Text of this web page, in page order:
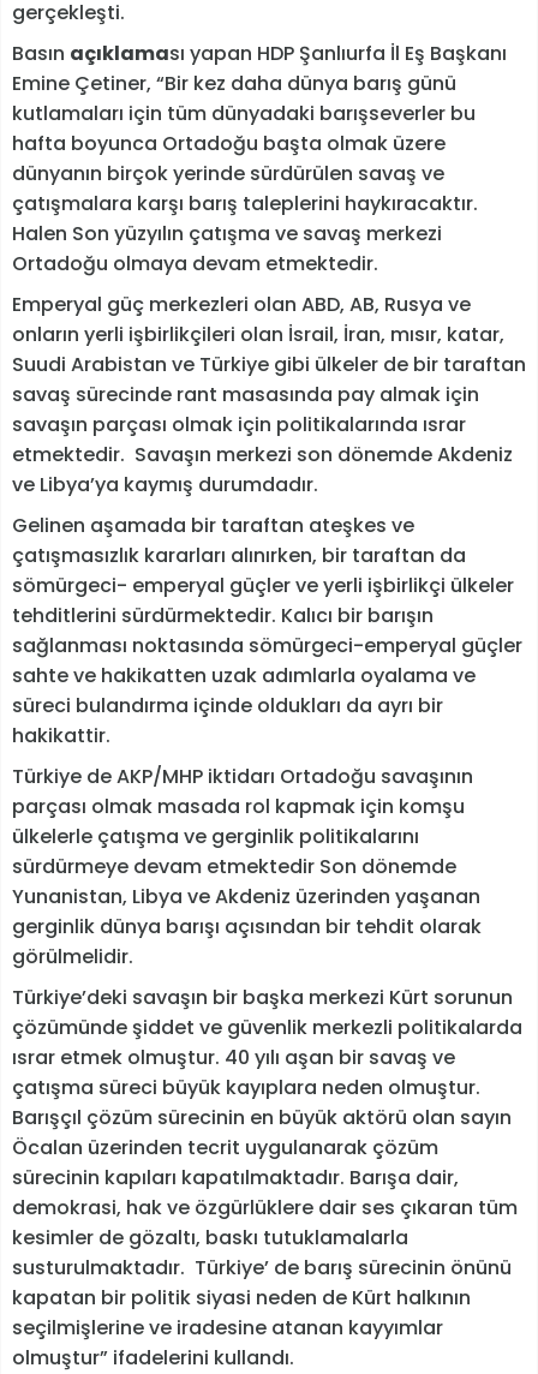
gerçekleşti.
Basın açıklaması yapan HDP Şanlıurfa İl Eş Başkanı
Emine Çetiner, “Bir kez daha dünya barış günü
kutlamaları için tüm dünyadaki barışseverler bu
hafta boyunca Ortadoğu başta olmak üzere
dünyanın birçok yerinde sürdürülen savaş ve
çatışmalara karşı barış taleplerini haykıracaktır.
Halen Son yüzyılın çatışma ve savaş merkezi
Ortadoğu olmaya devam etmektedir.
Emperyal güç merkezleri olan ABD, AB, Rusya ve
onların yerli işbirlikçileri olan İsrail, İran, mısır, katar,
Suudi Arabistan ve Türkiye gibi ülkeler de bir taraftan
savaş sürecinde rant masasında pay almak için
savaşın parçası olmak için politikalarında ısrar
etmektedir. Savaşın merkezi son dönemde Akdeniz
ve Libya’ya kaymış durumdadır.
Gelinen aşamada bir taraftan ateşkes ve
çatışmasızlık kararları alınırken, bir taraftan da
sömürgeci- emperyal güçler ve yerli işbirlikçi ülkeler
tehditlerini sürdürmektedir. Kalıcı bir barışın
sağlanması noktasında sömürgeci-emperyal güçler
sahte ve hakikatten uzak adımlarla oyalama ve
süreci bulandırma içinde oldukları da ayrı bir
hakikattir.
Türkiye de AKP/MHP iktidarı Ortadoğu savaşının
parçası olmak masada rol kapmak için komşu
ülkelerle çatışma ve gerginlik politikalarını
sürdürmeye devam etmektedir Son dönemde
Yunanistan, Libya ve Akdeniz üzerinden yaşanan
gerginlik dünya barışı açısından bir tehdit olarak
görülmelidir.
Türkiye’deki savaşın bir başka merkezi Kürt sorunun
çözümünde şiddet ve güvenlik merkezli politikalarda
ısrar etmek olmuştur. 40 yılı aşan bir savaş ve
çatışma süreci büyük kayıplara neden olmuştur.
Barışçıl çözüm sürecinin en büyük aktörü olan sayın
Öcalan üzerinden tecrit uygulanarak çözüm
sürecinin kapıları kapatılmaktadır. Barışa dair,
demokrasi, hak ve özgürlüklere dair ses çıkaran tüm
kesimler de gözaltı, baskı tutuklamalarla
susturulmaktadır. Türkiye’ de barış sürecinin önünü
kapatan bir politik siyasi neden de Kürt halkının
seçilmişlerine ve iradesine atanan kayyımlar
olmuştur” ifadelerini kullandı.